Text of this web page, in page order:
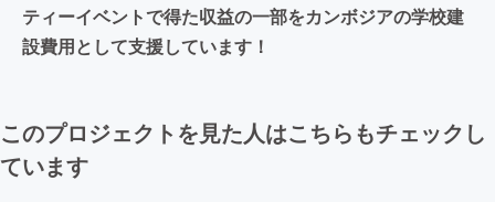
ティーイベントで得た収益の一部をカンボジアの学校建
設費用として支援しています！
このプロジェクトを見た人はこちらもチェックし
ています